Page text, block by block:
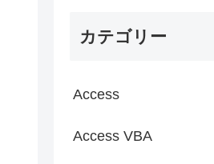
カテゴリー
Access
Access VBA